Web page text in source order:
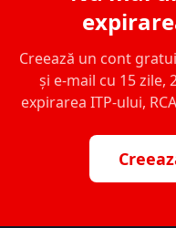
Creează un cont
și e-mail cu 15 zile,
expirarea ITP-ului,